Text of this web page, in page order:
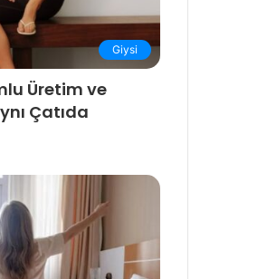
Giysi
Üretim ve
Çatıda